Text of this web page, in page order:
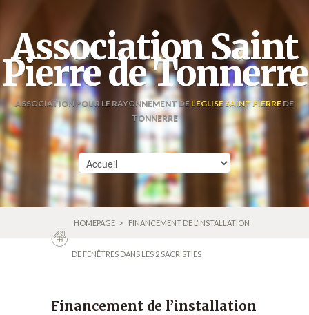
Association Saint
Pierre de Tonnerre
ASSOCIATION POUR LE RAYONNEMENT DE L’EGLISE SAINT PIERRE DE
TONNERRE
HOMEPAGE > FINANCEMENT DE L’INSTALLATION
DE FENÊTRES DANS LES 2 SACRISTIES
Financement de l’installation